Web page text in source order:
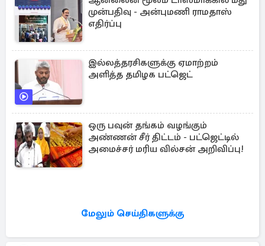
முன்பதிவு - அன்புமணி ராமதாஸ்
எதிர்ப்பு
இல்லத்தரசிகளுக்கு ஏமாற்றம்
அளித்த தமிழக பட்ஜெட்
ஒரு பவுன் தங்கம் வழங்கும்
அண்ணன் சீர் திட்டம் - பட்ஜெட்டில்
அமைச்சர் மரிய வில்சன் அறிவிப்பு!
மேலும் செய்திகளுக்கு